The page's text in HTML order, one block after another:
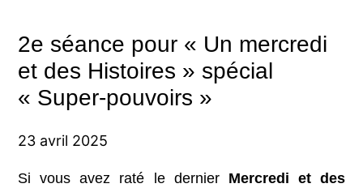
2e séance pour « Un mercredi
et des Histoires » spécial
« Super-pouvoirs »
23 avril 2025
Si vous avez raté le dernier Mercredi et des